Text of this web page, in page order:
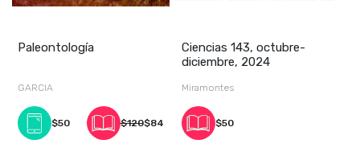
Paleontología
GARCIA
$50 $120$84
Ciencias 143, octubre-
diciembre, 2024
Miramontes
$50